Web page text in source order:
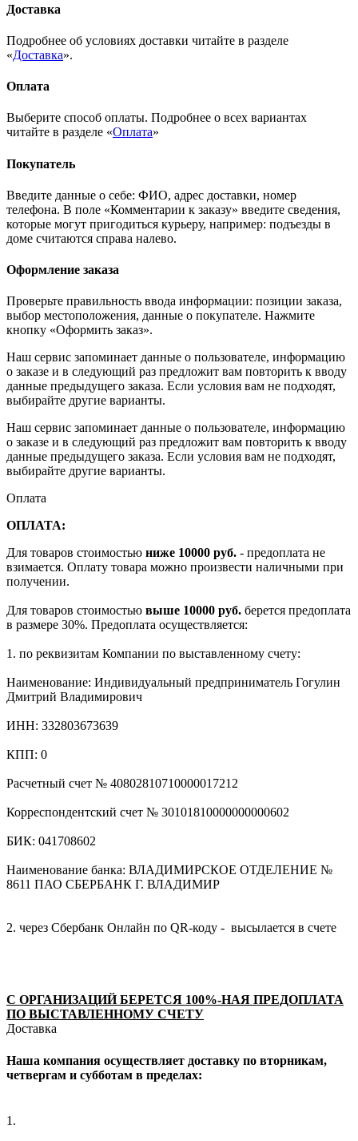
Доставка
Подробнее об условиях доставки читайте в разделе
«Доставка».
Оплата
Выберите способ оплаты. Подробнее о всех вариантах
читайте в разделе «Оплата»
Покупатель
Введите данные о себе: ФИО, адрес доставки, номер
телефона. В поле «Комментарии к заказу» введите сведения,
которые могут пригодиться курьеру, например: подъезды в
доме считаются справа налево.
Оформление заказа
Проверьте правильность ввода информации: позиции заказа,
выбор местоположения, данные о покупателе. Нажмите
кнопку «Оформить заказ».
Наш сервис запоминает данные о пользователе, информацию
о заказе и в следующий раз предложит вам повторить к вводу
данные предыдущего заказа. Если условия вам не подходят,
выбирайте другие варианты.
Наш сервис запоминает данные о пользователе, информацию
о заказе и в следующий раз предложит вам повторить к вводу
данные предыдущего заказа. Если условия вам не подходят,
выбирайте другие варианты.
Оплата
ОПЛАТА:
Для товаров стоимостью ниже 10000 руб. - предоплата не
взимается. Оплату товара можно произвести наличными при
получении.
Для товаров стоимостью выше 10000 руб. берется предоплата
в размере 30%. Предоплата осуществляется:
1. по реквизитам Компании по выставленному счету:
Наименование: Индивидуальный предприниматель Гогулин
Дмитрий Владимирович
ИНН: 332803673639
КПП: 0
Расчетный счет № 40802810710000017212
Корреспондентский счет № 30101810000000000602
БИК: 041708602
Наименование банка: ВЛАДИМИРСКОЕ ОТДЕЛЕНИЕ №
8611 ПАО СБЕРБАНК Г. ВЛАДИМИР
2. через Сбербанк Онлайн по QR-коду - высылается в счете
С ОРГАНИЗАЦИЙ БЕРЕТСЯ 100%-НАЯ ПРЕДОПЛАТА
ПО ВЫСТАВЛЕННОМУ СЧЕТУ
Доставка
Наша компания осуществляет доставку по вторникам,
четвергам и субботам в пределах:
1.